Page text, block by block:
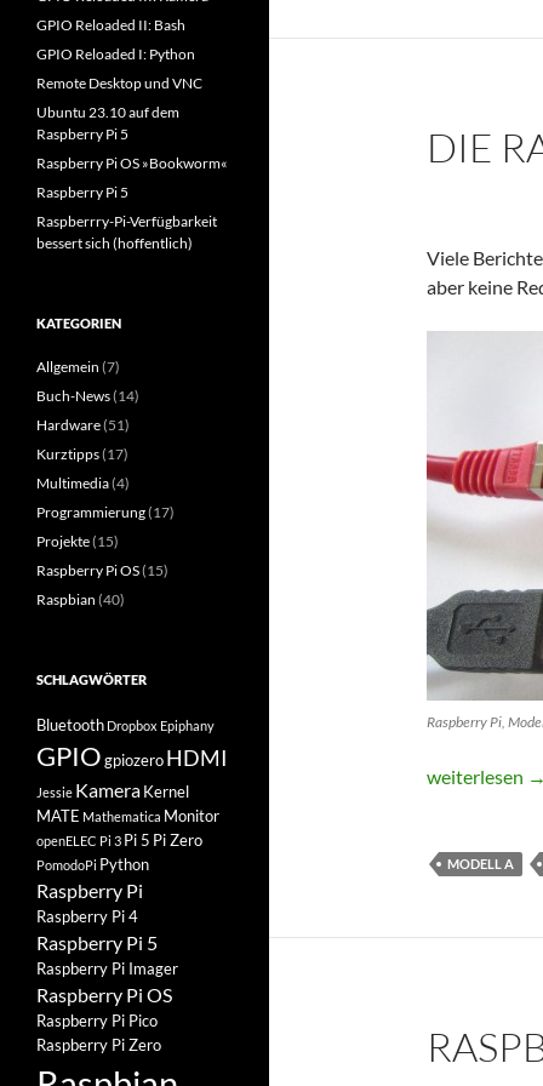
DIE
Viele
aber keine
Raspberry Pi,
Die
weiterlesen →
MODELL A
GPIO Reloaded II: Bash
GPIO Reloaded I: Python
Remote Desktop und VNC
Ubuntu 23.10 auf dem
Raspberry Pi 5
Raspberry Pi OS »Bookworm«
Raspberry Pi 5
Raspberrry-Pi-Verfügbarkeit
bessert sich (hoffentlich)
KATEGORIEN
Allgemein (7)
Buch-News(14)
Hardware(51)
Kurztipps(17)
Multimedia(4)
Programmierung(17)
Projekte(15)
Raspberry Pi OS(15)
Raspbian (40)
SCHLAGWÖRTER
Bluetooth Dropbox Epiphany
GPIOgpiozeroHDMI
Jessie KameraKernel
MATE Mathematica Monitor
openELEC Pi 3 Pi 5 Pi Zero
PomodoPi Python
Raspberry Pi
Raspberry Pi 4
Raspberry Pi 5
Raspberry Pi Imager
Raspberry Pi OS
Raspberry Pi Pico
Raspberry Pi Zero